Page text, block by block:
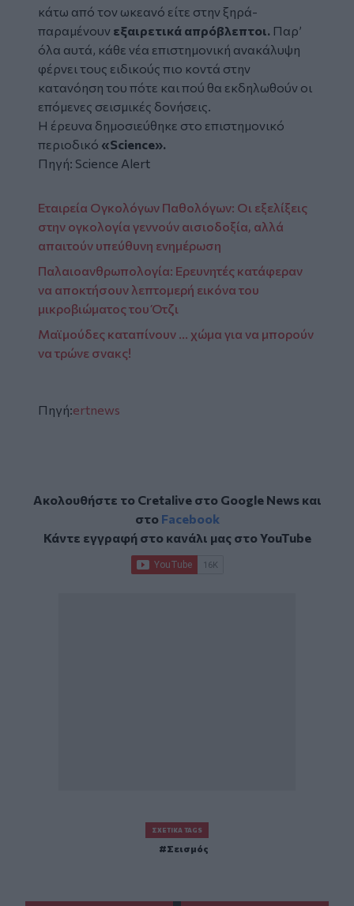
κάτω από τον ωκεανό είτε στην ξηρά-
παραμένουν εξαιρετικά απρόβλεπτοι. Παρ’
όλα αυτά, κάθε νέα επιστημονική ανακάλυψη
φέρνει τους ειδικούς πιο κοντά στην
κατανόηση του πότε και πού θα εκδηλωθούν οι
επόμενες σεισμικές δονήσεις.
Η έρευνα δημοσιεύθηκε στο επιστημονικό
περιοδικό «Science».
Πηγή: Science Alert
Εταιρεία Ογκολόγων Παθολόγων: Οι εξελίξεις
στην ογκολογία γεννούν αισιοδοξία, αλλά
απαιτούν υπεύθυνη ενημέρωση
Παλαιοανθρωπολογία: Ερευνητές κατάφεραν
να αποκτήσουν λεπτομερή εικόνα του
μικροβιώματος του Ότζι
Μαϊμούδες καταπίνουν ... χώμα για να μπορούν
να τρώνε σνακς!
Πηγή:ertnews
Ακολουθήστε το Cretalive στο Google Newsκαι
στο Facebook
Κάντε εγγραφή στο κανάλι μας στοYouTube
ΣΧΕΤΙΚΆ TAGS
Σεισμός